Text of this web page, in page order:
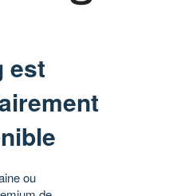
est
ou